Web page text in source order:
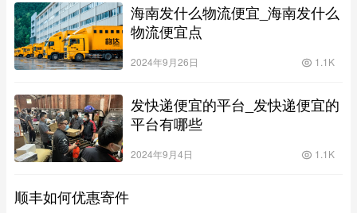
海南发什么物流便宜_海南发什么
物流便宜点
2024年9月26日 1.1K
发快递便宜的平台_发快递便宜的
平台有哪些
2024年9月4日 1.1K
顺丰如何优惠寄件